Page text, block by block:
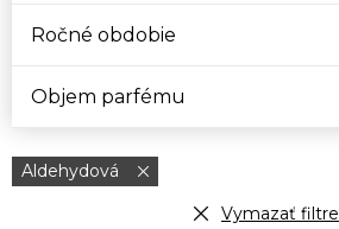
Ročné obdobie
Objem parfému
Aldehydová
Vymazať filtre